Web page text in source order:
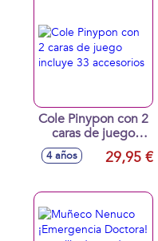
Cole Pinypon con 2
caras de juego
incluye 33
accesorios
4 años 29,95 €